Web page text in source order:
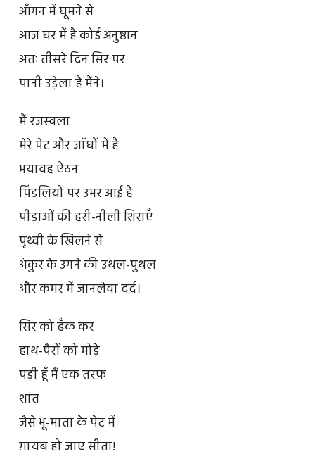
आँगन में घूमने से
आज घर में है कोई अनुष्ठान
अतः तीसरे दिन सिर पर
पानी उड़ेला है मैंने।
मैं रजस्वला
मेरे पेट और जाँघों में है
भयावह ऐंठन
पिंडलियों पर उभर आई है
पीड़ाओं की हरी-नीली शिराएँ
पृथ्वी के खिलने से
अंकुर के उगने की उथल-पुथल
और कमर में जानलेवा दर्द।
सिर को ढँक कर
हाथ-पैरों को मोड़े
पड़ी हूँ मैं एक तरफ़
शांत
जैसे भू-माता के पेट में
ग़ायब हो जाए सीता!